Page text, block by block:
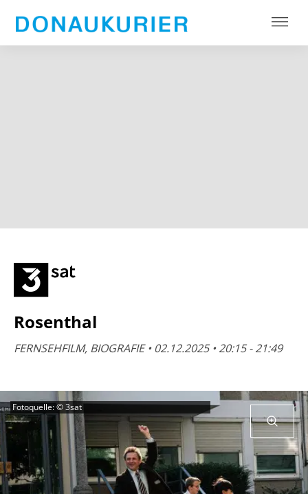
Rosenthal
FERNSEHFILM, BIOGRAFIE • 02.12.2025 • 20:15 - 21:49
Fotoquelle: © 3sat